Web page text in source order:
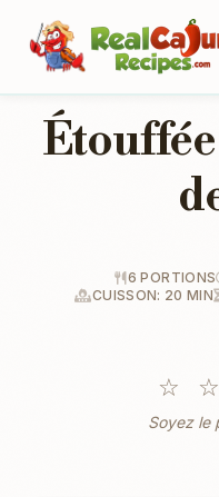
6 PORTIONS
CUISSON: 20 MIN
☆ ☆
Soyez le